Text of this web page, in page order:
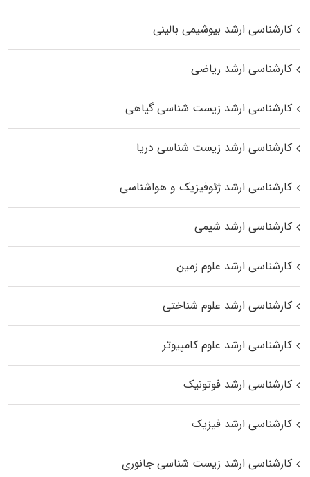
کارشناسی ارشد بیوشیمی بالینی
کارشناسی ارشد ریاضی
کارشناسی ارشد زیست‌ شناسی گیاهی
کارشناسی ارشد زیست‌ شناسی دریا
کارشناسی ارشد ژئوفیزیک و هواشناسی
کارشناسی ارشد شیمی
کارشناسی ارشد علوم زمین
کارشناسی ارشد علوم شناختی
کارشناسی ارشد علوم کامپیوتر
کارشناسی ارشد فوتونیک
کارشناسی ارشد فیزیک
کارشناسی ارشد زیست‌ شناسی جانوری